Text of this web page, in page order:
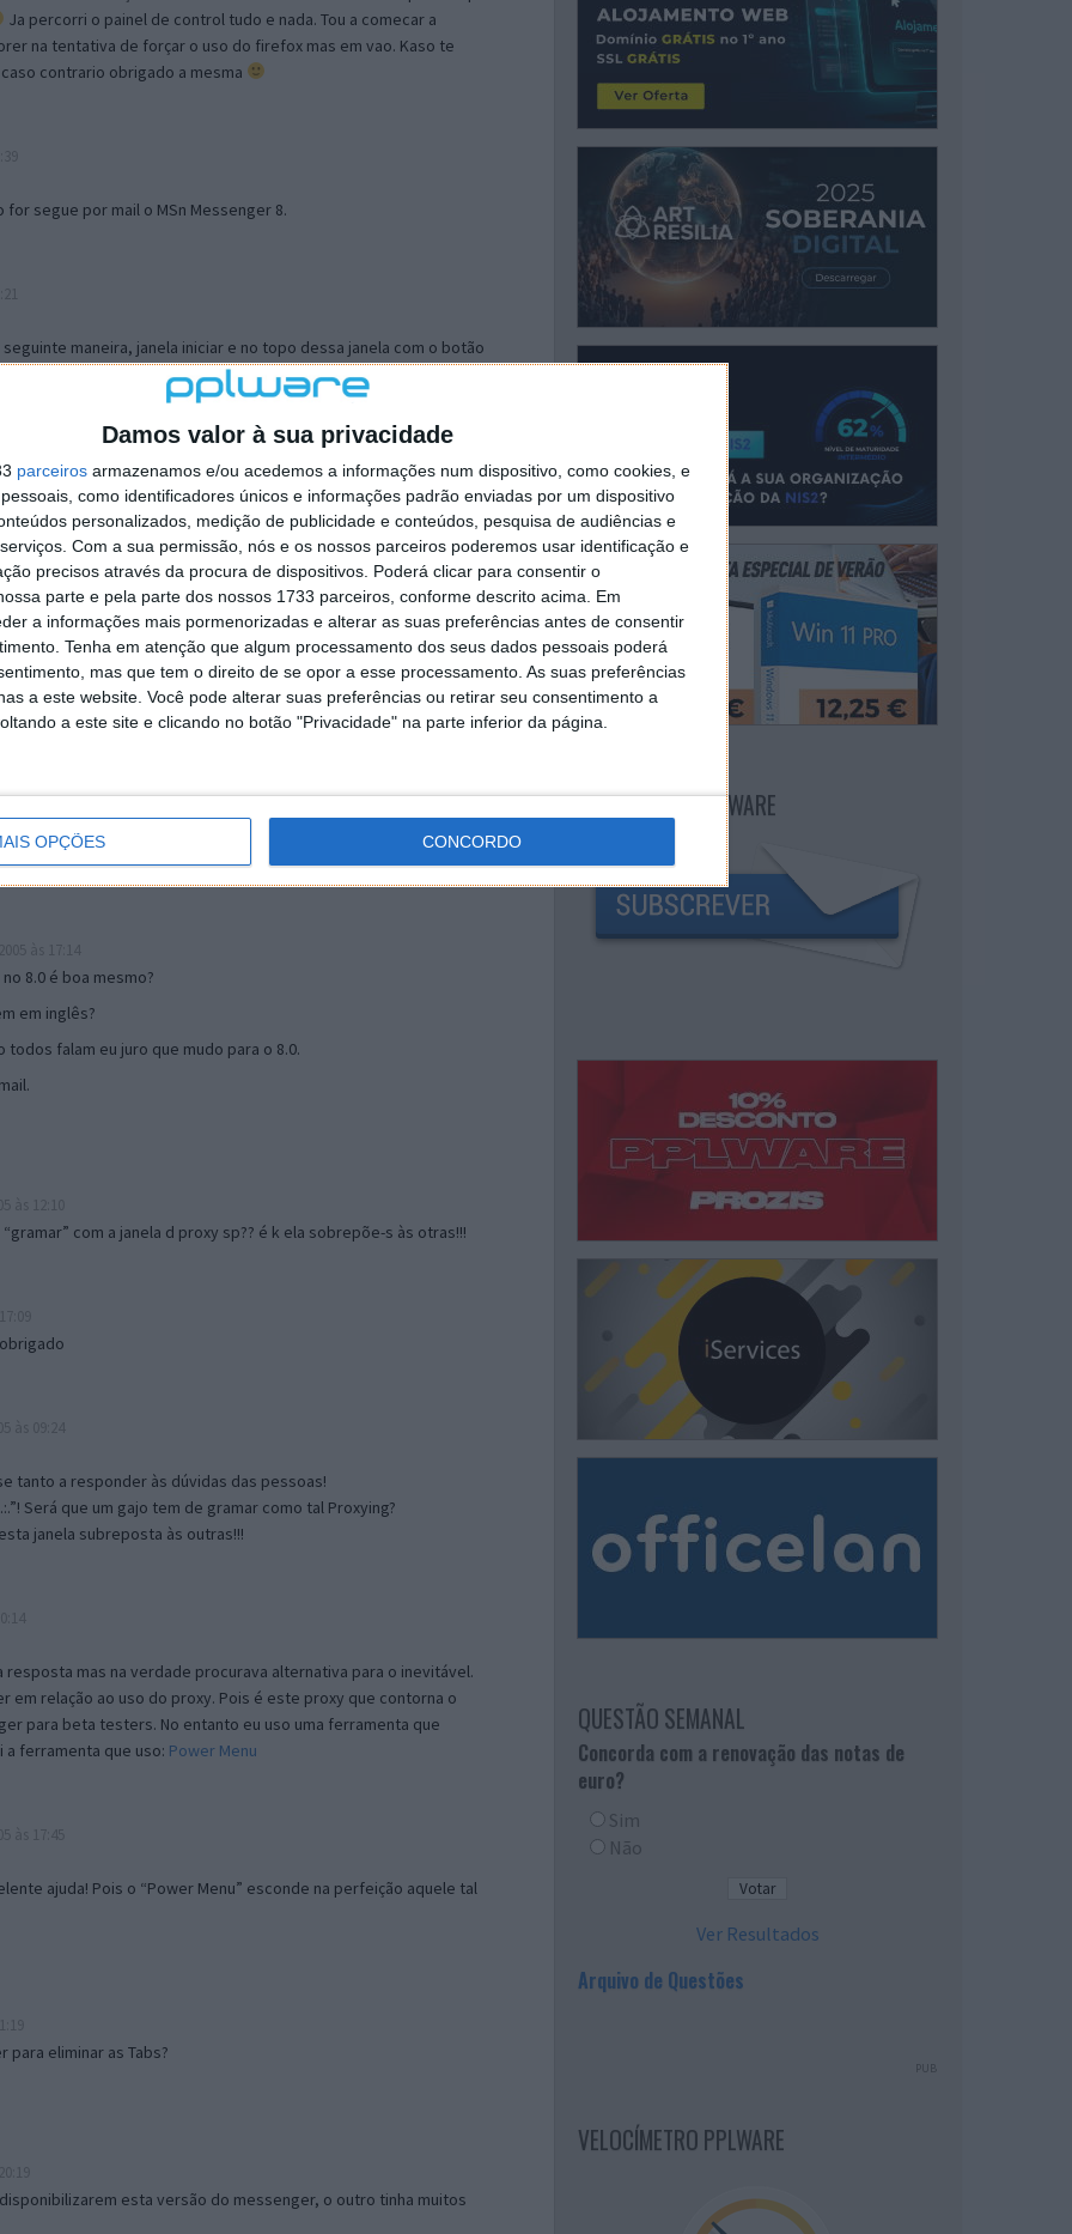
Damos valor à sua privacidade
parceiros armazenamos e/ou acedemos a informações num dispositivo, como cookies, e
como identificadores únicos e informações padrão enviadas por um dispositivo
personalizados, medição de publicidade e conteúdos, pesquisa de audiências e
Com a sua permissão, nós e os nossos parceiros poderemos usar identificação e
precisos através da procura de dispositivos. Poderá clicar para consentir o
parte e pela parte dos nossos 1733 parceiros, conforme descrito acima. Em
a informações mais pormenorizadas e alterar as suas preferências antes de consentir
Tenha em atenção que algum processamento dos seus dados pessoais poderá
mas que tem o direito de se opor a esse processamento. As suas preferências
a este website. Você pode alterar suas preferências ou retirar seu consentimento a
a este site e clicando no botão "Privacidade" na parte inferior da página.
OPÇÕES CONCORDO
Ja percorri o painel de control tudo e nada. Tou a comecar a
na tentativa de forçar o uso do firefox mas em vao. Kaso te
contrario obrigado a mesma
for segue por mail o MSn Messenger 8.
maneira, janela iniciar e no topo dessa janela com o botão
separador Menu ‘Iniciar’ clica no botão ‘Personalizar’ aí
escolheres o Browser com que queres navegar e o gestor de
ao teu Firefox e nas ferramentas ou tools escolhes ‘Opções’ ou
e logo perto do fim encontras um local para colocares um visto
é o browser predefinido.
mail algum.
17:00
8.0 é boa mesmo?
em inglês?
falam eu juro que mudo para o 8.0.
com a janela d proxy sp?? é k ela sobrepõe-s às otras!!!
tanto a responder às dúvidas das pessoas!
Será que um gajo tem de gramar como tal Proxying?
janela subreposta às outras!!!
mas na verdade procurava alternativa para o inevitável.
em relação ao uso do proxy. Pois é este proxy que contorna o
para beta testers. No entanto eu uso uma ferramenta que
ferramenta que uso: Power Menu
ajuda! Pois o “Power Menu” esconde na perfeição aquele tal
para eliminar as Tabs?
esta versão do messenger, o outro tinha muitos
NEWSLETTER PPLWARE
QUESTÃO SEMANAL
Concorda com a renovação das notas de
euro?
Sim
Não
Ver Resultados
Arquivo de Questões
PUB
VELOCÍMETRO PPLWARE